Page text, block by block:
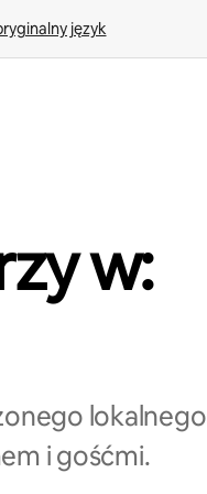
język
w:
lokalnego
i gośćmi.